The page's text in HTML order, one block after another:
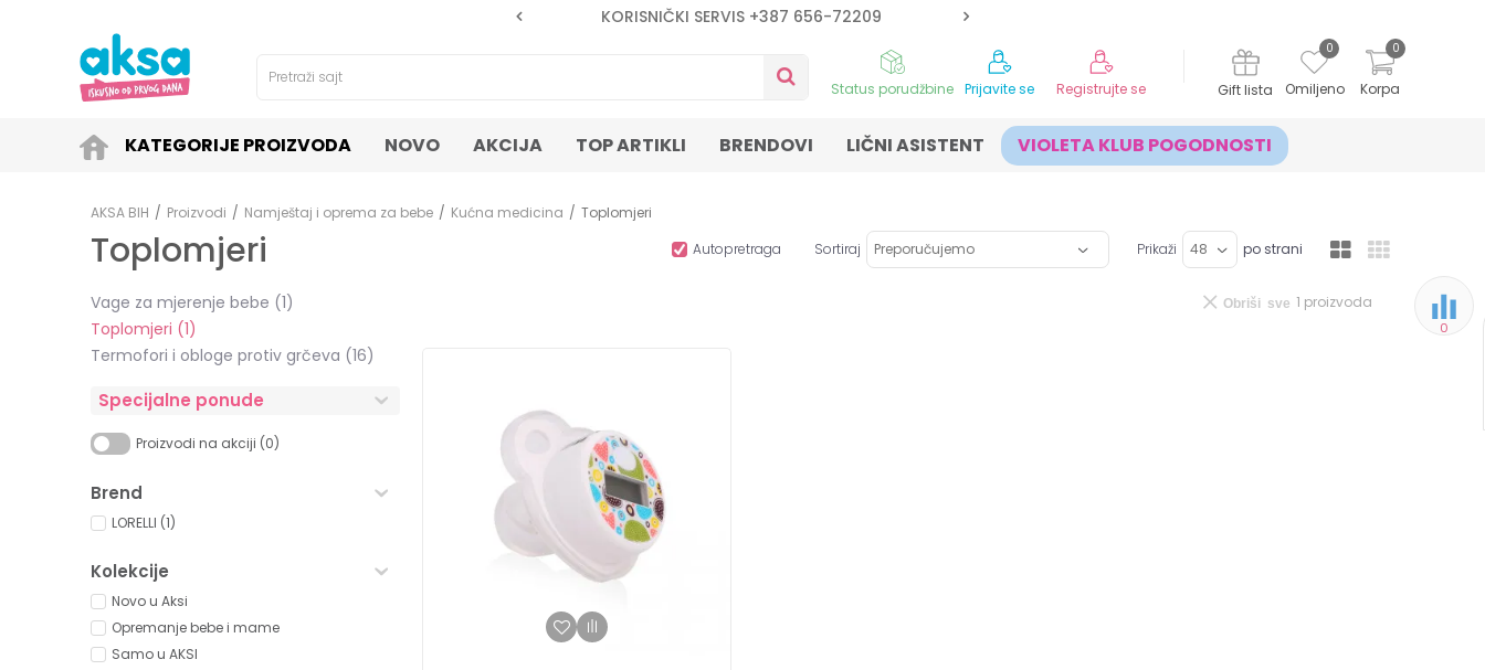
KORISNIČKI SERVIS +387 656-72209
Pretraži sajt
Korpa
0
Omiljeno
0
Gift lista
Prijavite se Registrujte se
Status porudžbine
KATEGORIJE PROIZVODA NOVO AKCIJA TOP ARTIKLI BRENDOVI LIČNI ASISTENT VIOLETA KLUB POGODNOSTI
0
AKSA BIH Proizvodi Namještaj i oprema za bebe Kućna medicina Toplomjeri
Toplomjeri Autopretraga Sortiraj Prikaži po strani
Vage za mjerenje bebe (1)
Toplomjeri (1)
Termofori i obloge protiv grčeva (16)
Specijalne ponude
Proizvodi na akciji (0)
Brend
LORELLI (1)
Kolekcije
Novo u Aksi
Opremanje bebe i mame
Samo u AKSI
1 proizvoda
Obriši sve